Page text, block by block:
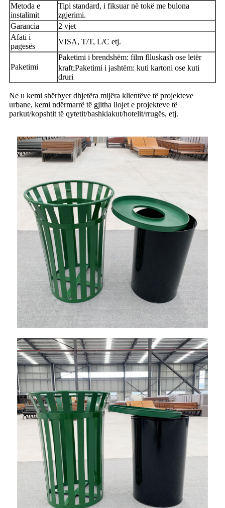
Metoda e
instalimit
Tipi standard, i fiksuar në tokë me bulona
zgjerimi.
Garancia
2 vjet
Afati i
pagesës
VISA, T/T, L/C etj.
Paketimi
Paketimi i brendshëm: film flluskash ose letër
kraft;Paketimi i jashtëm: kuti kartoni ose kuti
druri
Ne u kemi shërbyer dhjetëra mijëra klientëve të projekteve
urbane, kemi ndërmarrë të gjitha llojet e projekteve të
parkut/kopshtit të qytetit/bashkiakut/hotelit/rrugës, etj.